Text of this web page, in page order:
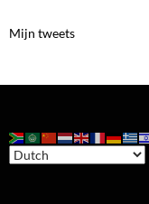
Mijn tweets